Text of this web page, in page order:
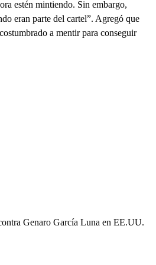
estén mintiendo. Sin embargo,
eran parte del cartel”. Agregó que
a mentir para conseguir
Genaro García Luna en EE.UU.